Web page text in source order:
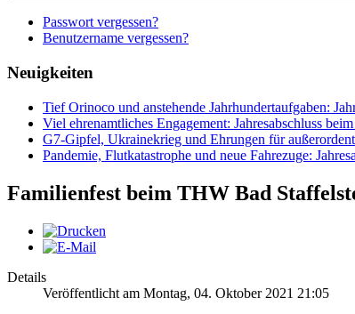
Passwort vergessen?
Benutzername vergessen?
Neuigkeiten
Tief Orinoco und anstehende Jahrhundertaufgaben:
Viel ehrenamtliches Engagement: Jahresabschluss
G7-Gipfel, Ukrainekrieg und Ehrungen für
Pandemie, Flutkatastrophe und neue Fahrezuge:
Familienfest beim THW Bad
Details
Veröffentlicht am Montag, 04. Oktober 2021 21:05